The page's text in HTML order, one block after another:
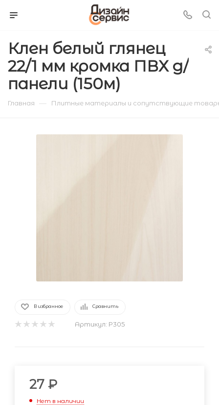
Клен белый глянец
22/1 мм кромка ПВХ д/
панели (150м)
Главная — Плитные материалы и сопутствующие
В избранное Сравнить
Артикул: P305
27 ₽
Нет в наличии